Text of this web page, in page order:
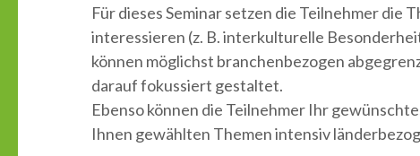
Für dieses Seminar setzen die Teilnehmer die
interessieren (z. B. interkulturelle
können möglichst branchenbezogen
darauf fokussiert gestaltet.
Ebenso können die Teilnehmer Ihr
Ihnen gewählten Themen intensiv